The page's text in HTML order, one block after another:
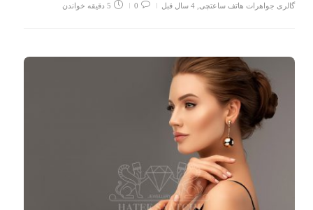
گالری جواهرات هاتف ساعتچی 4 سال قبل 0 5 دقیقه خواندن